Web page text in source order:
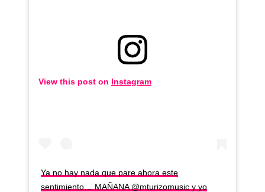
View this post on Instagram
Ya no hay nada que pare ahora este
sentimiento… MAÑANA @mturizomusic y yo